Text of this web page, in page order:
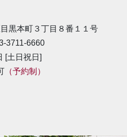
黒本町３丁目８番１１号
3711-6660
[土日祝日]
（予約制）